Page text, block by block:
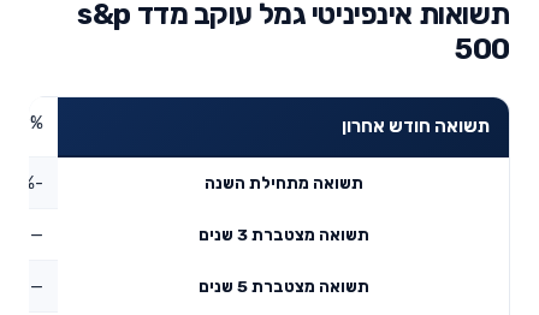
תשואות אינפיניטי גמל עוקב מדד s&p
500
תשואה חודש אחרון
תשואה מתחילת השנה -2.92%
תשואה מצטברת 3 שנים —
תשואה מצטברת 5 שנים —